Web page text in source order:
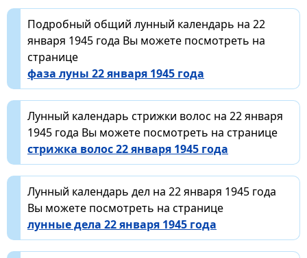
Подробный общий лунный календарь на 22
января 1945 года Вы можете посмотреть на
странице
фаза луны 22 января 1945 года
Лунный календарь стрижки волос на 22 января
1945 года Вы можете посмотреть на странице
стрижка волос 22 января 1945 года
Лунный календарь дел на 22 января 1945 года
Вы можете посмотреть на странице
лунные дела 22 января 1945 года